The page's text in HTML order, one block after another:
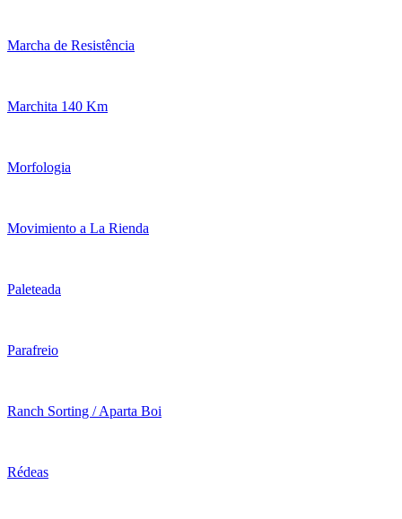
Marcha de Resistência
Marchita 140 Km
Morfologia
Movimiento a La Rienda
Paleteada
Parafreio
Ranch Sorting / Aparta Boi
Rédeas